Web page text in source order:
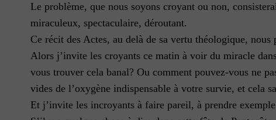
Le problème, que nous soyons croyant ou non,
miraculeux, spectaculaire, déroutant.
Ce récit des Actes, au delà de sa vertu théologique,
Alors j’invite les croyants ce matin à voir du miracle
vous trouver cela banal? Ou comment pouvez-vous ne
vides de l’oxygène indispensable à votre survie, et cela
Et j’invite les incroyants à faire pareil, à prendre